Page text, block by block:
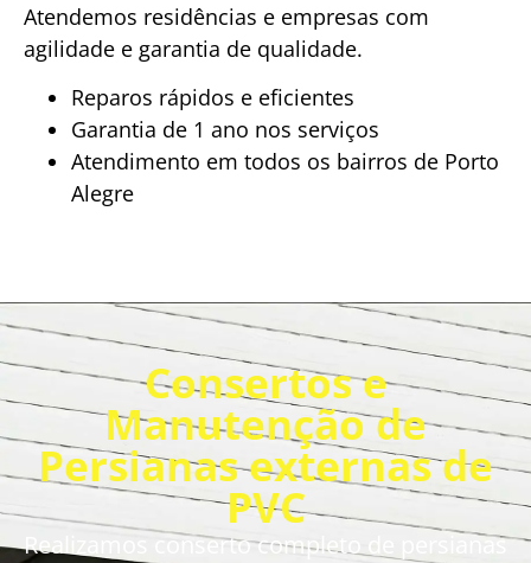
Atendemos residências e empresas com
agilidade e garantia de qualidade.
Reparos rápidos e eficientes
Garantia de 1 ano nos serviços
Atendimento em todos os bairros de Porto
Alegre
Consertos e
Manutenção de
Persianas externas de
PVC
Realizamos conserto completo de persianas